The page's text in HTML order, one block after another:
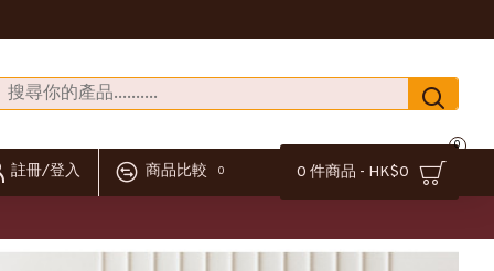
註冊/登入 商品比較 0 0 件商品 - HK$0
0